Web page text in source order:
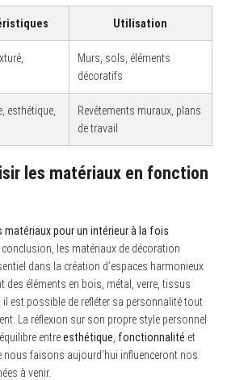
Utilisation
Murs, sols, éléments
décoratifs
esthétique,
Revêtements muraux, plans
de travail
les matériaux en fonction
pour un intérieur à la fois
conclusion, les matériaux de décoration
dans la création d’espaces harmonieux
des éléments en bois, métal, verre, tissus
il est possible de refléter sa personnalité tout
La réflexion sur son propre style personnel
entreesthétique fonctionnalité et
nous faisons aujourd’hui influenceront nos
à venir.